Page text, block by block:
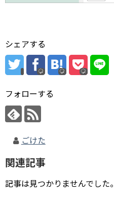
シェアする
フォローする
ごけた
関連記事
記事は見つかりませんでした。